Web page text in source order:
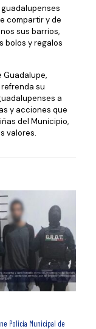
compartir y de
sus barrios,
bolos y regalos
Guadalupe,
su
a
y acciones que
del Municipio,
valores.
Policía Municipal de